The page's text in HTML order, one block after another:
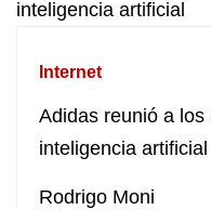
Internet
Adidas reunió a
inteligencia artificial
Rodrigo Moni